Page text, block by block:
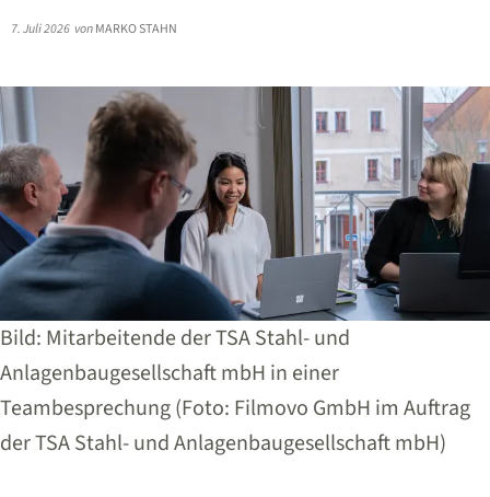
7. Juli 2026 vonMARKO STAHN
Bild: Mitarbeitende der TSA Stahl- und
Anlagenbaugesellschaft mbH in einer
Teambesprechung (Foto: Filmovo GmbH im Auftrag
der TSA Stahl- und Anlagenbaugesellschaft mbH)